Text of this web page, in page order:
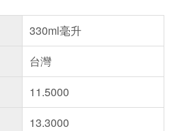
330ml毫升
台灣
11.5000
13.3000